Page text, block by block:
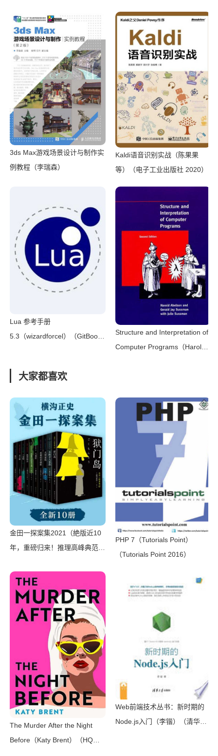
3ds Max游戏场景设计与制作实
例教程（李瑞森）
Kaldi语音识别实战（陈果果
等）（电子工业出版社 2020）
Lua 参考手册
5.3（wizardforcel）（GitBook
Structure and Interpretation of
Computer Programs（Harold
Sussman， Gerald Jay &
Sussman， Julie]）（MIT
Press 2011）
大家都喜欢
金田一探案集2021（絶版近10
年，重磅归来！推理高峰典范，
骇悬念+诡秘人性，入坑推理佳
选，一套10本过足瘾！精美和
风装帧，日本系列销量超5500
万册）（横沟正史）（壹页科技
PHP 7（Tutorials Point）
（Tutorials Point 2016）
The Murder After the Night
Before（Katy Brent）（HQ
Web前端技术丛书：新时期的
Node.js入门（李锴）（清华大